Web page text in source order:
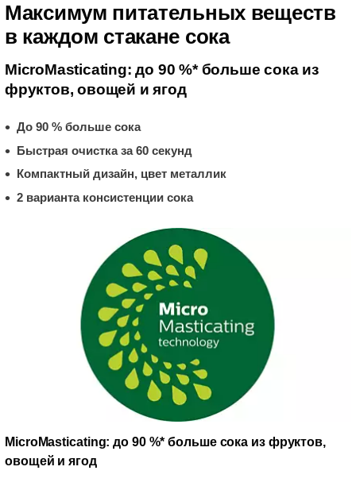
Максимум питательных веществ
в каждом стакане сока
MicroMasticating: до 90 %* больше сока из
фруктов, овощей и ягод
До 90 % больше сока
Быстрая очистка за 60 секунд
Компактный дизайн, цвет металлик
2 варианта консистенции сока
MicroMasticating: до 90 %* больше сока из фруктов,
овощей и ягод